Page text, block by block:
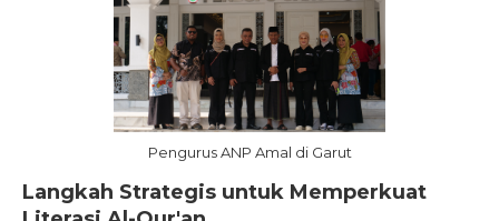
Pengurus ANP Amal di Garut
Langkah Strategis untuk Memperkuat